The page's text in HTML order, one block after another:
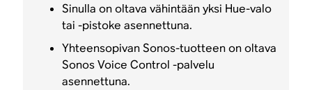
Sinulla on oltava vähintään yksi Hue-valo
tai -pistoke asennettuna.
Yhteensopivan Sonos-tuotteen on oltava
Sonos Voice Control -palvelu
asennettuna.